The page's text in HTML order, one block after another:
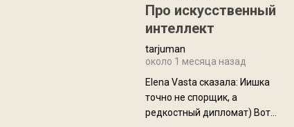
около 845 г. Палатка весит
менее
Про искусственный
интеллект
tarjuman
около 1 месяца назад
Elena Vasta сказалa: Иишка
точно не спорщик, а
редкостный дипломат) Вот,